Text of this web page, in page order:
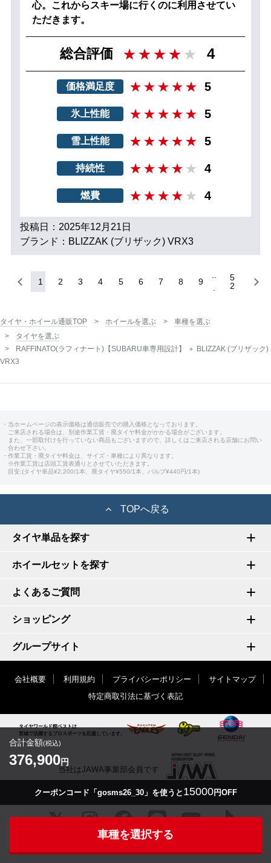
心。これからスキー場に行くのに利用させてい
ただきます。
総合評価 4
価格満足度 5
氷上性能 5
雪上性能 5
持続性 4
燃費 4
投稿日：2025年12月21日
ブランド：BLIZZAK (ブリザック) VRX3
1 2 3 4 5 6 7 8 9
5
2
合計金額(税込)
376,900円
クーポンコード「gosms26_30」を使うと 15000円OFF
車種を選択する
タイヤ・ホイール通販TOP ホイールを選ぶ
車種を選ぶ
タイヤを選ぶ
RAFFINATO(ラフィナート)【SUBARU車専用設計】 ＋ BLIZZAK (ブリザック)
VRX3
・当ホームページの表示価格は通信販売での購入価格となっております。
ご来店される場合は、別途作業工賃・廃タイヤ料金がかかる場合がございます。
また、一部取付けを行っていない商品もございますので、詳しくはご来店される店舗にお問い
合わせ下さい。
・作業工賃・廃タイヤ料金は、サイズ・車種により異なります。
※作業工賃は店頭工賃表通りとさせていただきます。
目安:(タイヤ単品¥2,200/1本、廃タイヤ¥550/1本、バルブ¥440円/1本)
TOPへ戻る
タイヤ単品を探す
ホイールセットを探す
よくあるご質問
ショッピング
グループサイト
会社概要 利用規約 プライバシーポリシー
サイトマップ
特定商取引法に基づく表記
タイヤワールド館ベストは
宮城で活躍するプロスポーツを応援しています。
当社はJAWA事業部会員です